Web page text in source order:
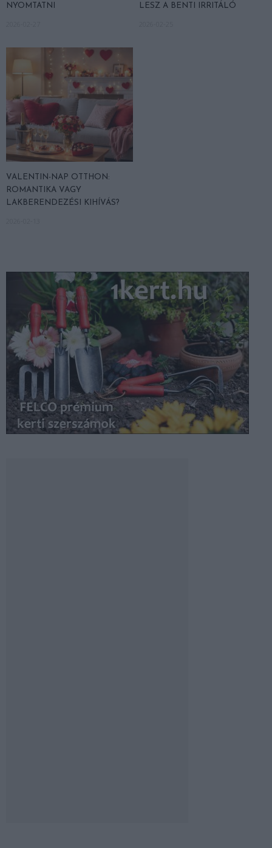
NYOMTATNI LESZ A BENTI IRRITÁLÓ
VALENTIN-NAP OTTHON:
ROMANTIKA VAGY
LAKBERENDEZÉSI KIHÍVÁS?